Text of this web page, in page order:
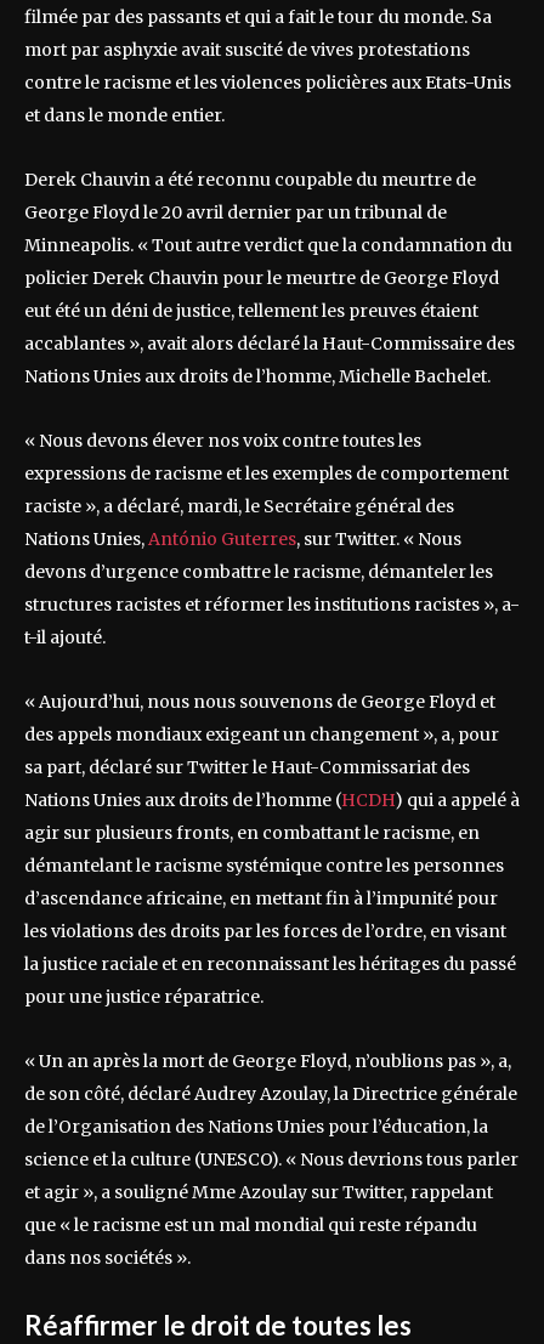
filmée par des passants et qui a fait le tour du monde. Sa
mort par asphyxie avait suscité de vives protestations
contre le racisme et les violences policières aux Etats-Unis
et dans le monde entier.
Derek Chauvin a été reconnu coupable du meurtre de
George Floyd le 20 avril dernier par un tribunal de
Minneapolis. « Tout autre verdict que la condamnation du
policier Derek Chauvin pour le meurtre de George Floyd
eut été un déni de justice, tellement les preuves étaient
accablantes », avait alors déclaré la Haut-Commissaire des
Nations Unies aux droits de l’homme, Michelle Bachelet.
« Nous devons élever nos voix contre toutes les
expressions de racisme et les exemples de comportement
raciste », a déclaré, mardi, le Secrétaire général des
Nations Unies,António Guterres, sur Twitter. « Nous
devons d’urgence combattre le racisme, démanteler les
structures racistes et réformer les institutions racistes », a-
t-il ajouté.
« Aujourd’hui, nous nous souvenons de George Floyd et
des appels mondiaux exigeant un changement », a, pour
sa part, déclaré sur Twitter le Haut-Commissariat des
Nations Unies aux droits de l’homme (HCDH) qui a appelé à
agir sur plusieurs fronts, en combattant le racisme, en
démantelant le racisme systémique contre les personnes
d’ascendance africaine, en mettant fin à l’impunité pour
les violations des droits par les forces de l’ordre, en visant
la justice raciale et en reconnaissant les héritages du passé
pour une justice réparatrice.
« Un an après la mort de George Floyd, n’oublions pas », a,
de son côté, déclaré Audrey Azoulay, la Directrice générale
de l’Organisation des Nations Unies pour l’éducation, la
science et la culture (UNESCO). « Nous devrions tous parler
et agir », a souligné Mme Azoulay sur Twitter, rappelant
que « le racisme est un mal mondial qui reste répandu
dans nos sociétés ».
Réaffirmer le droit de toutes les